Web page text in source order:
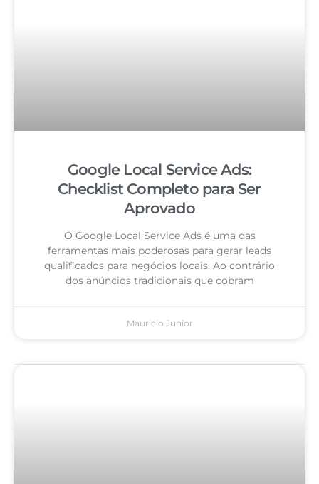
Google Local Service Ads:
Checklist Completo para Ser
Aprovado
O Google Local Service Ads é uma das
ferramentas mais poderosas para gerar leads
qualificados para negócios locais. Ao contrário
dos anúncios tradicionais que cobram
Mauricio Junior